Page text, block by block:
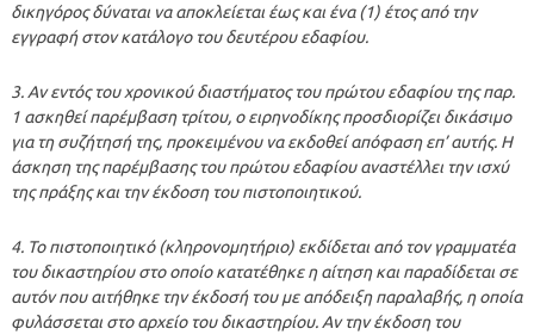
δικηγόρος δύναται να αποκλείεται έως και ένα (1) έτος από την
εγγραφή στον κατάλογο του δευτέρου εδαφίου.
3. Αν εντός του χρονικού διαστήματος του πρώτου εδαφίου της παρ.
1 ασκηθεί παρέμβαση τρίτου, ο ειρηνοδίκης προσδιορίζει δικάσιμο
για τη συζήτησή της, προκειμένου να εκδοθεί απόφαση επ’ αυτής. Η
άσκηση της παρέμβασης του πρώτου εδαφίου αναστέλλει την ισχύ
της πράξης και την έκδοση του πιστοποιητικού.
4. Το πιστοποιητικό (κληρονομητήριο) εκδίδεται από τον γραμματέα
του δικαστηρίου στο οποίο κατατέθηκε η αίτηση και παραδίδεται σε
αυτόν που αιτήθηκε την έκδοσή του με απόδειξη παραλαβής, η οποία
φυλάσσεται στο αρχείο του δικαστηρίου. Αν την έκδοση του